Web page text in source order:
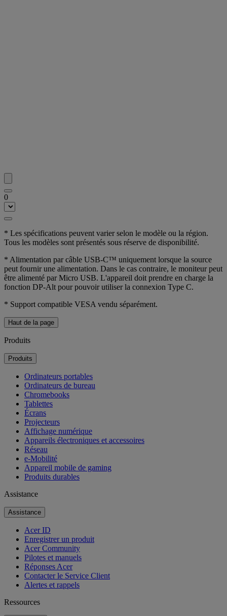
0
* Les spécifications peuvent varier selon le modèle ou la région.
Tous les modèles sont présentés sous réserve de disponibilité.
* Alimentation par câble USB-C™ uniquement lorsque la source
peut fournir une alimentation. Dans le cas contraire, le moniteur peut
être alimenté par Micro USB. L'appareil doit prendre en charge la
fonction DP-Alt pour pouvoir utiliser la connexion Type C.
* Support compatible VESA vendu séparément.
Haut de la page
Produits
Produits
Ordinateurs portables
Ordinateurs de bureau
Chromebooks
Tablettes
Écrans
Projecteurs
Affichage numérique
Appareils électroniques et accessoires
Réseau
e-Mobilité
Appareil mobile de gaming
Produits durables
Assistance
Assistance
Acer ID
Enregistrer un produit
Acer Community
Pilotes et manuels
Réponses Acer
Contacter le Service Client
Alertes et rappels
Ressources